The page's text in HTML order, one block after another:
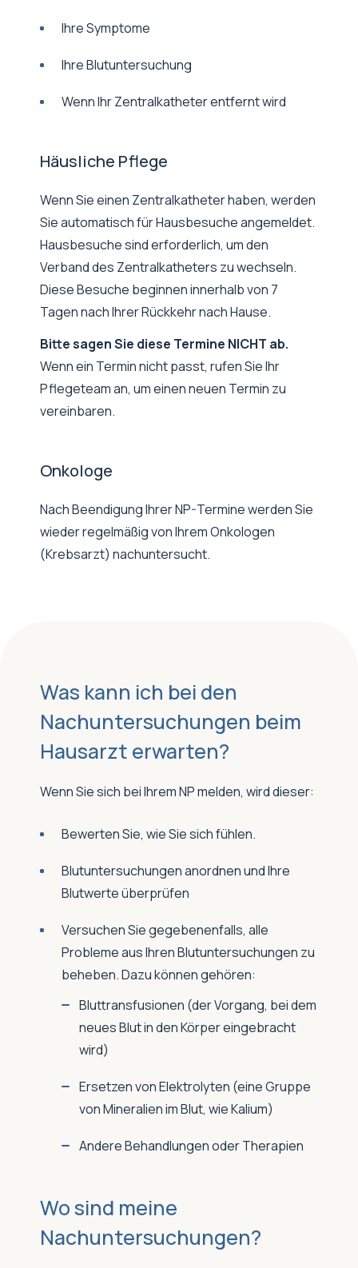
Ihre Symptome
Ihre Blutuntersuchung
Wenn Ihr Zentralkatheter entfernt wird
Häusliche Pflege
Wenn Sie einen Zentralkatheter haben, werden
Sie automatisch für Hausbesuche angemeldet.
Hausbesuche sind erforderlich, um den
Verband des Zentralkatheters zu wechseln.
Diese Besuche beginnen innerhalb von 7
Tagen nach Ihrer Rückkehr nach Hause.
Bitte sagen Sie diese Termine NICHT ab.
Wenn ein Termin nicht passt, rufen Sie Ihr
Pflegeteam an, um einen neuen Termin zu
vereinbaren.
Onkologe
Nach Beendigung Ihrer NP-Termine werden Sie
wieder regelmäßig von Ihrem Onkologen
(Krebsarzt) nachuntersucht.
Was kann ich bei den
Nachuntersuchungen beim
Hausarzt erwarten?
Wenn Sie sich bei Ihrem NP melden, wird dieser:
Bewerten Sie, wie Sie sich fühlen.
Blutuntersuchungen anordnen und Ihre
Blutwerte überprüfen
Versuchen Sie gegebenenfalls, alle
Probleme aus Ihren Blutuntersuchungen zu
beheben. Dazu können gehören:
Bluttransfusionen (der Vorgang, bei dem
neues Blut in den Körper eingebracht
wird)
Ersetzen von Elektrolyten (eine Gruppe
von Mineralien im Blut, wie Kalium)
Andere Behandlungen oder Therapien
Wo sind meine
Nachuntersuchungen?